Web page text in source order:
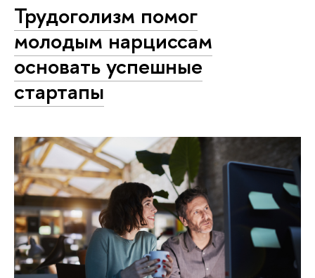
Трудоголизм помог
молодым нарциссам
основать успешные
стартапы